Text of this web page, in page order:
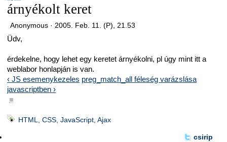
árnyékolt keret
Anonymous · 2005. Feb. 11. (P), 21.53
Üdv,
érdekelne, hogy lehet egy keretet árnyékolni, pl úgy mint itt a
weblabor honlapján is van.
‹ JS esemenykezeles preg_match_all féleség varázslása
javascriptben ›
■
HTML, CSS, JavaScript, Ajax
csirip